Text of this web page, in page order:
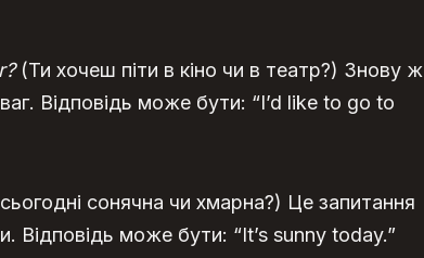
(Ти хочеш піти в кіно чи в театр?) Знову ж
Відповідь може бути: “I’d like to go to
сонячна чи хмарна?) Це запитання
Відповідь може бути: “It’s sunny today.”